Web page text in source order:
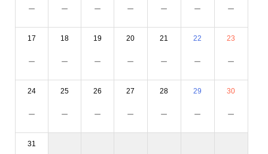
－ － － － － － －
17
－
18
－
19
－
20
－
21
－
22
－
23
－
24
－
25
－
26
－
27
－
28
－
29
－
30
－
31